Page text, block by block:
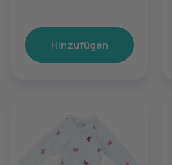
Hinzufügen